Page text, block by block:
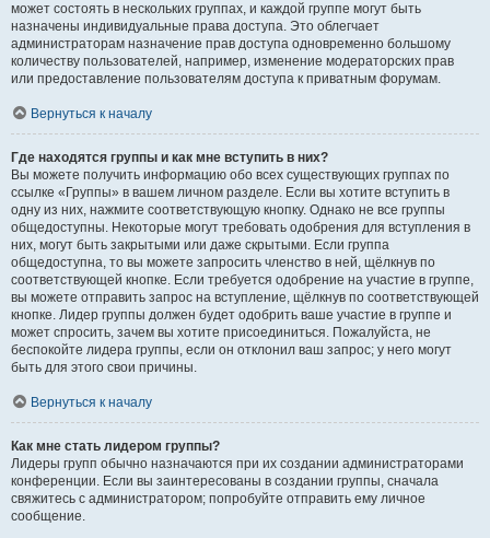
может состоять в нескольких группах, и каждой группе могут быть
назначены индивидуальные права доступа. Это облегчает
администраторам назначение прав доступа одновременно большому
количеству пользователей, например, изменение модераторских прав
или предоставление пользователям доступа к приватным форумам.
Вернуться к началу
Где находятся группы и как мне вступить в них?
Вы можете получить информацию обо всех существующих группах по
ссылке «Группы» в вашем личном разделе. Если вы хотите вступить в
одну из них, нажмите соответствующую кнопку. Однако не все группы
общедоступны. Некоторые могут требовать одобрения для вступления в
них, могут быть закрытыми или даже скрытыми. Если группа
общедоступна, то вы можете запросить членство в ней, щёлкнув по
соответствующей кнопке. Если требуется одобрение на участие в группе,
вы можете отправить запрос на вступление, щёлкнув по соответствующей
кнопке. Лидер группы должен будет одобрить ваше участие в группе и
может спросить, зачем вы хотите присоединиться. Пожалуйста, не
беспокойте лидера группы, если он отклонил ваш запрос; у него могут
быть для этого свои причины.
Вернуться к началу
Как мне стать лидером группы?
Лидеры групп обычно назначаются при их создании администраторами
конференции. Если вы заинтересованы в создании группы, сначала
свяжитесь с администратором; попробуйте отправить ему личное
сообщение.